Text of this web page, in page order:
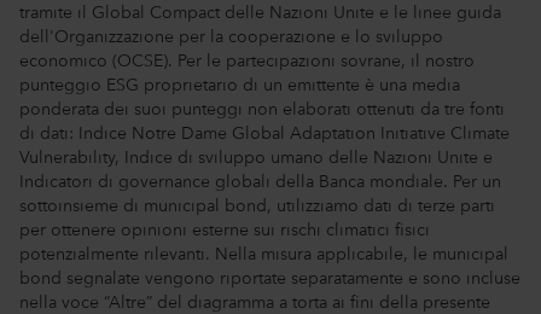
tramite il Global Compact delle Nazioni Unite e le linee guida
dell'Organizzazione per la cooperazione e lo sviluppo
economico (OCSE). Per le partecipazioni sovrane, il nostro
punteggio ESG proprietario di un emittente è una media
ponderata dei suoi punteggi non elaborati ottenuti da tre fonti
di dati: Indice Notre Dame Global Adaptation Initiative Climate
Vulnerability, Indice di sviluppo umano delle Nazioni Unite e
Indicatori di governance globali della Banca mondiale. Per un
sottoinsieme di municipal bond, utilizziamo dati di terze parti
per ottenere opinioni esterne sui rischi climatici fisici
potenzialmente rilevanti. Nella misura applicabile, le municipal
bond segnalate vengono riportate separatamente e sono incluse
nella voce “Altre” del diagramma a torta ai fini della presente